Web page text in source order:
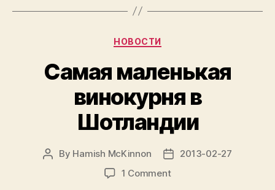
в
тыс.
литров
Categories
НОВОСТИ
Самая маленькая
винокурня в
Шотландии
Post
By Hamish McKinnon
Post
date
2013-02-27
1 Commenton